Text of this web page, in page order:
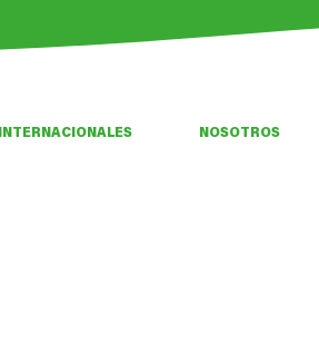
NOSOTROS